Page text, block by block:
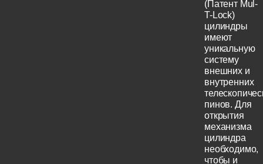
(Патент Mul-
T-Lock)
цилиндры
имеют
уникальную
систему
внешних и
внутренних
пинов. Для
открытия
механизма
цилиндра
необходимо,
чтобы и